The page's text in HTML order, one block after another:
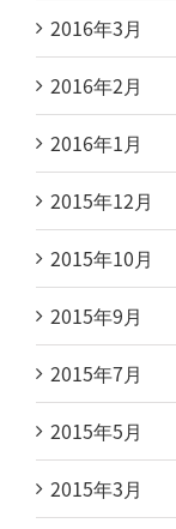
2016年3月
2016年2月
2016年1月
2015年12月
2015年10月
2015年9月
2015年7月
2015年5月
2015年3月